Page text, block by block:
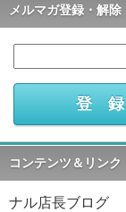
メルマガ登録・解除
コンテンツ＆リンク
ナル店長ブログ